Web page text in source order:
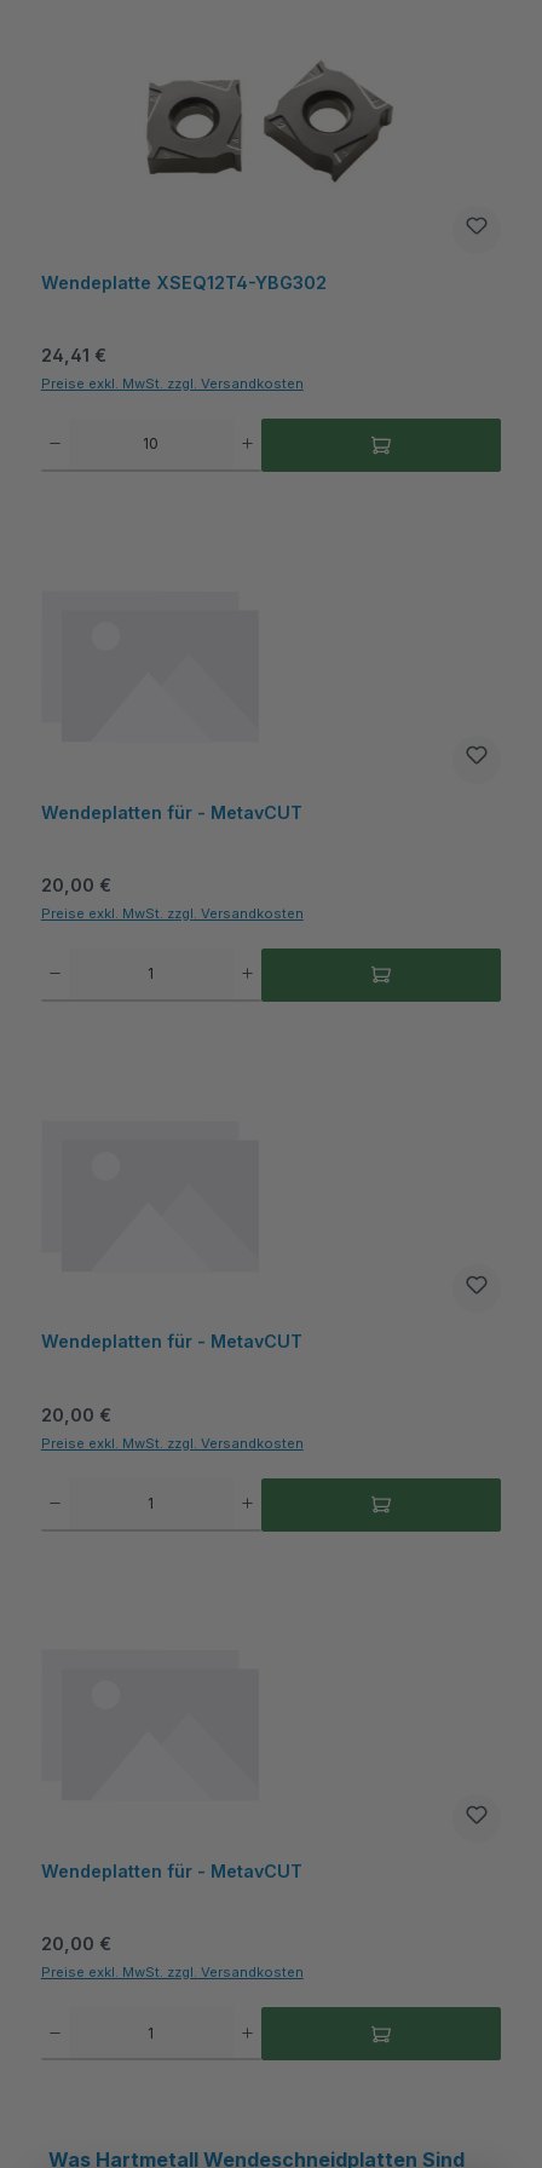
Wendeplatte XSEQ12T4-YBG302
Regulärer Preis:
24,41 €
Preise exkl. MwSt. zzgl. Versandkosten
Wendeplatten für - MetavCUT
Regulärer Preis:
20,00 €
Preise exkl. MwSt. zzgl. Versandkosten
Wendeplatten für - MetavCUT
Regulärer Preis:
20,00 €
Preise exkl. MwSt. zzgl. Versandkosten
Wendeplatten für - MetavCUT
Regulärer Preis:
20,00 €
Preise exkl. MwSt. zzgl. Versandkosten
Was Hartmetall Wendeschneidplatten Sind